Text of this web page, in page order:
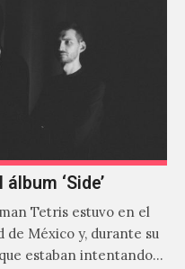
‘Side’
Tetris estuvo en el
de México y, durante su
estaban intentando…